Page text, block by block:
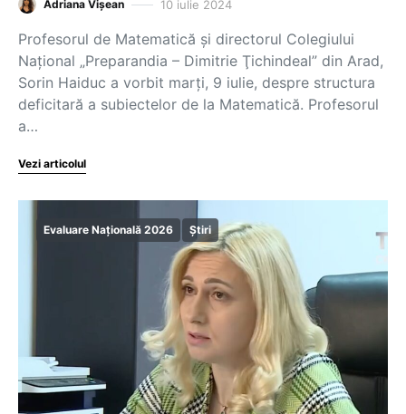
Adriana Vișean 10 iulie 2024
Profesorul de Matematică și directorul Colegiului
Național „Preparandia – Dimitrie Ţichindeal” din Arad,
Sorin Haiduc a vorbit marți, 9 iulie, despre structura
deficitară a subiectelor de la Matematică. Profesorul
a…
Vezi articolul
Evaluare Națională 2026 Știri